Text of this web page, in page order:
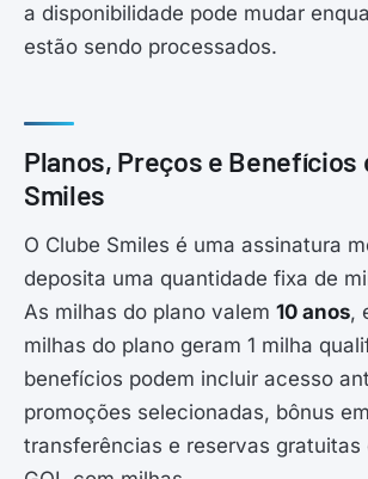
a disponibilidade pode mudar
estão sendo processados.
Planos, Preços e Benefícios
Smiles
O Clube Smiles é uma assinatura
deposita uma quantidade fixa de
As milhas do plano valem 10 anos,
milhas do plano geram 1 milha
benefícios podem incluir acesso
promoções selecionadas, bônus em
transferências e reservas gratuitas